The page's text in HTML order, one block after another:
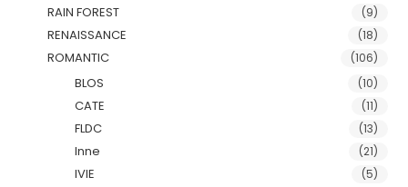
RAIN FOREST (9)
RENAISSANCE (18)
ROMANTIC (106)
BLOS (10)
CATE (11)
FLDC (13)
Inne (21)
IVIE (5)